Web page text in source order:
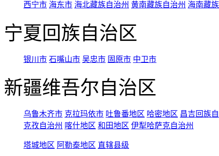
西宁市 海东市 海北藏族自治州 黄南藏族自治州 海南藏
宁夏回族自治区
银川市 石嘴山市 吴忠市 固原市 中卫市
新疆维吾尔自治区
乌鲁木齐市 克拉玛依市 吐鲁番地区 哈密地区 昌吉回族
克孜自治州 喀什地区 和田地区 伊犁哈萨克自治州
塔城地区 阿勒泰地区 直辖县级